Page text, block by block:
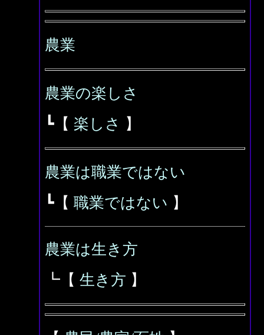
農業
農業の楽しさ
┗【 楽しさ 】
農業は職業ではない
┗【 職業ではない 】
農業は生き方
┗【 生き方 】